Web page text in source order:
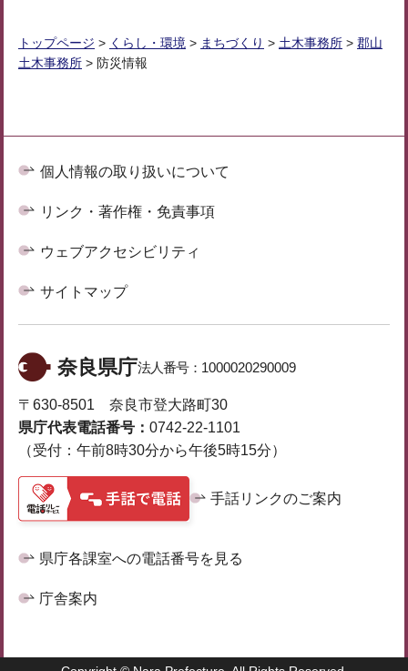
トップページ > くらし・環境 > まちづくり > 土木事務所 > 郡山
土木事務所 > 防災情報
個人情報の取り扱いについて
リンク・著作権・免責事項
ウェブアクセシビリティ
サイトマップ
奈良県庁法人番号： 1000020290009
〒630-8501 奈良市登大路町30
県庁代表電話番号： 0742-22-1101
（受付：午前8時30分から午後5時15分）
手話リンクのご案内
県庁各課室への電話番号を見る
庁舎案内